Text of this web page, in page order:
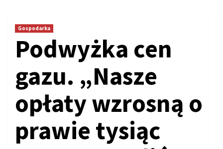
Gospodarka
Podwyżka cen
gazu. „Nasze
opłaty wzrosną o
prawie tysiąc